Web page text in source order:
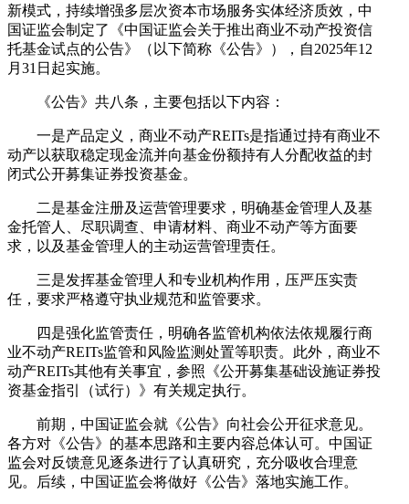
新模式，持续增强多层次资本市场服务实体经济质效，中
国证监会制定了《中国证监会关于推出商业不动产投资信
托基金试点的公告》（以下简称《公告》），自2025年12
月31日起实施。
《公告》共八条，主要包括以下内容：
一是产品定义，商业不动产REITs是指通过持有商业不
动产以获取稳定现金流并向基金份额持有人分配收益的封
闭式公开募集证券投资基金。
二是基金注册及运营管理要求，明确基金管理人及基
金托管人、尽职调查、申请材料、商业不动产等方面要
求，以及基金管理人的主动运营管理责任。
三是发挥基金管理人和专业机构作用，压严压实责
任，要求严格遵守执业规范和监管要求。
四是强化监管责任，明确各监管机构依法依规履行商
业不动产REITs监管和风险监测处置等职责。此外，商业不
动产REITs其他有关事宜，参照《公开募集基础设施证券投
资基金指引（试行）》有关规定执行。
前期，中国证监会就《公告》向社会公开征求意见。
各方对《公告》的基本思路和主要内容总体认可。中国证
监会对反馈意见逐条进行了认真研究，充分吸收合理意
见。后续，中国证监会将做好《公告》落地实施工作。